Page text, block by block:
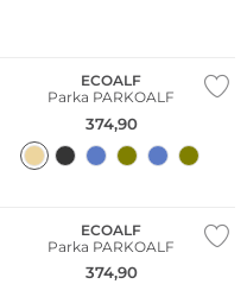
ECOALF
Parka PARKOALF
374,90
NOUVEAU
ECOALF
Parka PARKOALF
374,90